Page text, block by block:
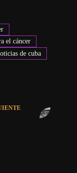
el cáncer
de cuba